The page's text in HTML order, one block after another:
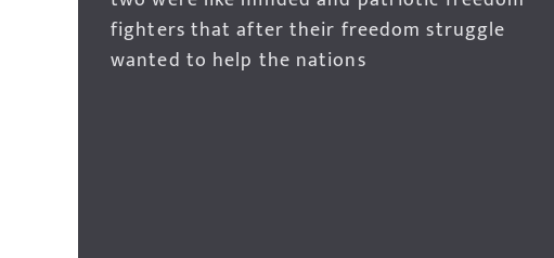
fighters that after their freedom struggle
wanted to help the nations